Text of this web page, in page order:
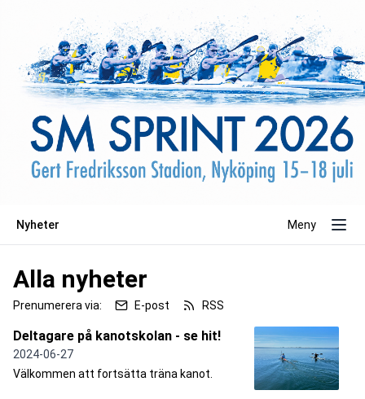
Nyheter Meny
Alla nyheter
Prenumerera via: E-post RSS
Deltagare på kanotskolan - se hit!
2024-06-27
Välkommen att fortsätta träna kanot.